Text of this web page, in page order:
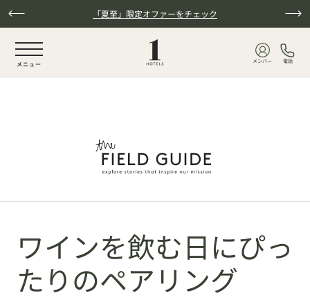
本文へスキップ 「夏至」限定オファーをチェック
NaN / 6
メニュー メンバー 電話
ワインを飲む日にぴっ
たりのペアリング